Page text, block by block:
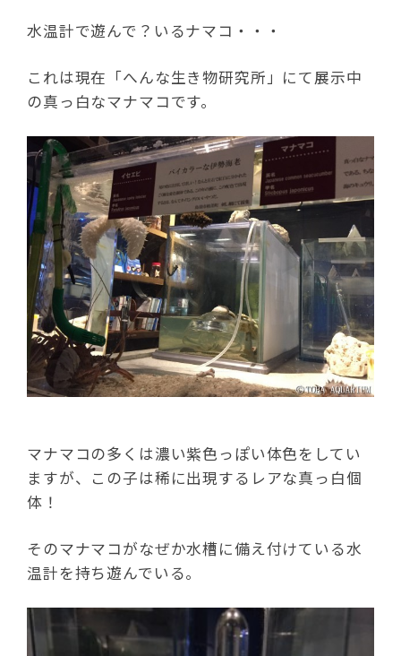
水温計で遊んで？いるナマコ・・・
これは現在「へんな生き物研究所」にて展示中
の真っ白なマナマコです。
マナマコの多くは濃い紫色っぽい体色をしてい
ますが、この子は稀に出現するレアな真っ白個
体！
そのマナマコがなぜか水槽に備え付けている水
温計を持ち遊んでいる。